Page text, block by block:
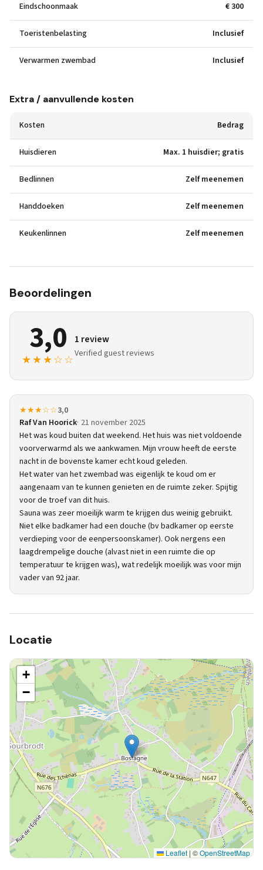
Eindschoonmaak € 300
Toeristenbelasting Inclusief
Verwarmen zwembad Inclusief
Extra / aanvullende kosten
Kosten Bedrag
Huisdieren Max. 1 huisdier; gratis
Bedlinnen Zelf meenemen
Handdoeken Zelf meenemen
Keukenlinnen Zelf meenemen
Beoordelingen
3,0
★★★☆☆
1 review
Verified guest reviews
★★★☆☆3,0
Raf Van Hoorick 21 november 2025
Het was koud buiten dat weekend. Het huis was niet voldoende
voorverwarmd als we aankwamen. Mijn vrouw heeft de eerste
nacht in de bovenste kamer echt koud geleden.
Het water van het zwembad was eigenlijk te koud om er
aangenaam van te kunnen genieten en de ruimte zeker. Spijtig
voor de troef van dit huis.
Sauna was zeer moeilijk warm te krijgen dus weinig gebruikt.
Niet elke badkamer had een douche (bv badkamer op eerste
verdieping voor de eenpersoonskamer). Ook nergens een
laagdrempelige douche (alvast niet in een ruimte die op
temperatuur te krijgen was), wat redelijk moeilijk was voor mijn
vader van 92 jaar.
Locatie
+
−
Leaflet | ©OpenStreetMap